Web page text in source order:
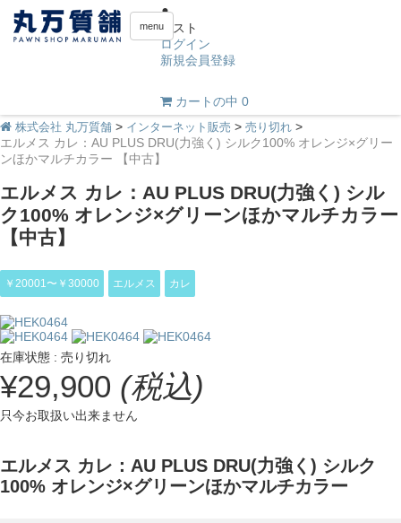
ゲスト
ログイン
新規会員登録
カートの中 0
menu
株式会社 丸万質舗 > インターネット販売 > 売り切れ >
エルメス カレ：AU PLUS DRU(力強く) シルク100% オレンジ×グリー
ンほかマルチカラー 【中古】
エルメス カレ：AU PLUS DRU(力強く) シル
ク100% オレンジ×グリーンほかマルチカラー
【中古】
￥20001〜￥30000 エルメス カレ
在庫状態 : 売り切れ
¥29,900 (税込)
只今お取扱い出来ません
エルメス カレ：AU PLUS DRU(力強く) シルク
100% オレンジ×グリーンほかマルチカラー